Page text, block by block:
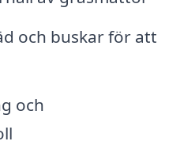
och buskar för att
och